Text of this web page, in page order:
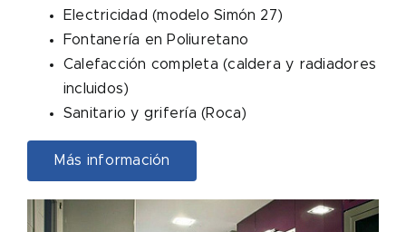
Electricidad (modelo Simón 27)
Fontanería en Poliuretano
Calefacción completa (caldera y radiadores
incluidos)
Sanitario y grifería (Roca)
Más información